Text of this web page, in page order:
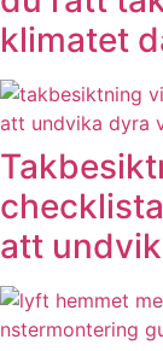
klimatet
att